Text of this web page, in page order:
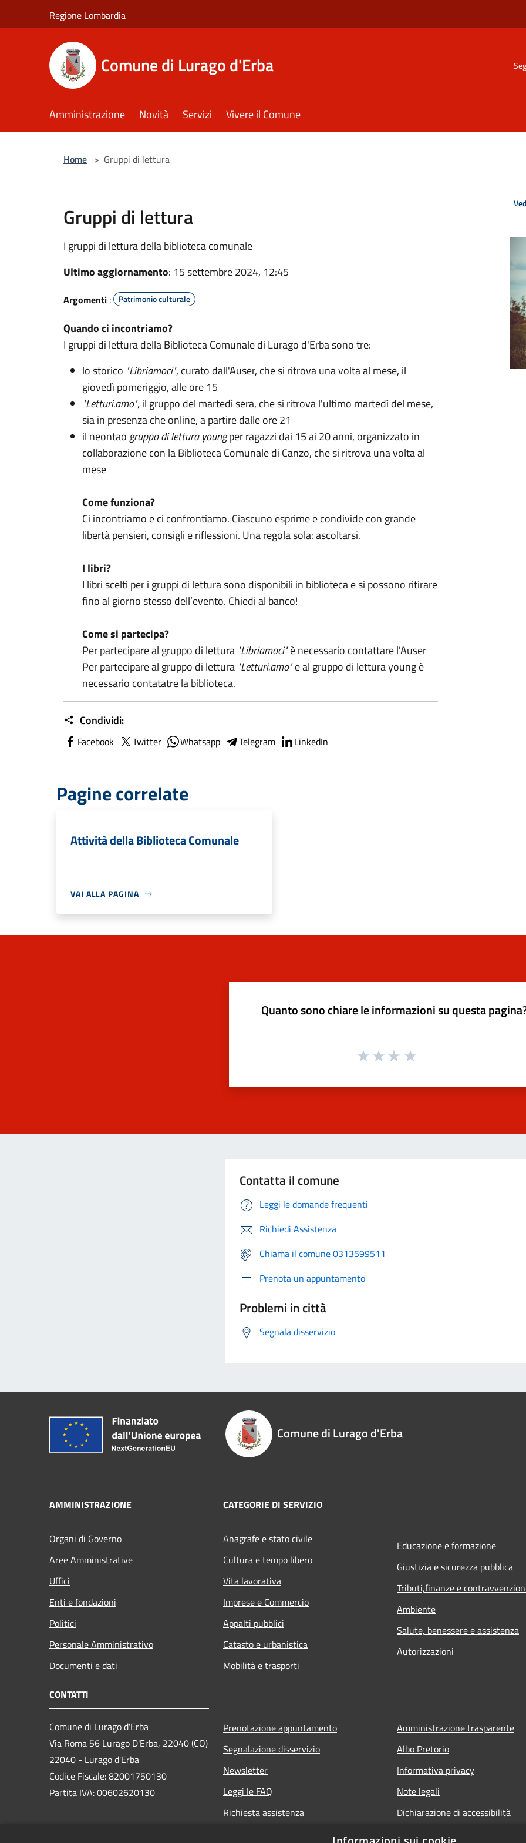
Regione Lombardia
Comune di Lurago d'Erba
Amministrazione Novità Servizi Vivere il Comune
Home > Gruppi di lettura
Gruppi di lettura
I gruppi di lettura della biblioteca comunale
Ultimo aggiornamento: 15 settembre 2024, 12:45
Argomenti : Patrimonio culturale
Quando ci incontriamo?
I gruppi di lettura della Biblioteca Comunale di Lurago d'Erba sono tre:
lo storico "Libriamoci", curato dall'Auser, che si ritrova una volta al mese, il
giovedì pomeriggio, alle ore 15
"Letturi.amo", il gruppo del martedì sera, che si ritrova l'ultimo martedì del mese,
sia in presenza che online, a partire dalle ore 21
il neontaogruppo di lettura youngper ragazzi dai 15 ai 20 anni, organizzato in
collaborazione con la Biblioteca Comunale di Canzo, che si ritrova una volta al
mese
Come funziona?
Ci incontriamo e ci confrontiamo. Ciascuno esprime e condivide con grande
libertà pensieri, consigli e riflessioni. Una regola sola: ascoltarsi.
I libri?
I libri scelti per i gruppi di lettura sono disponibili in biblioteca e si possono ritirare
fino al giorno stesso dell’evento. Chiedi al banco!
Come si partecipa?
Per partecipare al gruppo di lettura "Libriamoci"è necessario contattare l'Auser
Per partecipare al gruppo di lettura "Letturi.amo"e al gruppo di lettura young è
necessario contatatre la biblioteca.
Condividi:
Facebook Twitter Whatsapp Telegram LinkedIn
Pagine correlate
Attività della Biblioteca Comunale
VAI ALLA PAGINA
Quanto sono chiare le informazioni su questa
Contatta il comune
Leggi le domande frequenti
Richiedi Assistenza
Chiama il comune 0313599511
Prenota un appuntamento
Problemi in città
Segnala disservizio
Comune di Lurago d'Erba
AMMINISTRAZIONE
Organi di Governo
Aree Amministrative
Uffici
Enti e fondazioni
Politici
Personale Amministrativo
Documenti e dati
CATEGORIE DI SERVIZIO
Anagrafe e stato civile
Cultura e tempo libero
Vita lavorativa
Imprese e Commercio
Appalti pubblici
Catasto e urbanistica
Mobilità e trasporti
Educazione e formazione
Giustizia e sicurezza pubblica
Tributi,finanze e
Ambiente
Salute, benessere e assistenza
Autorizzazioni
CONTATTI
Comune di Lurago d'Erba
Via Roma 56 Lurago D'Erba, 22040 (CO)
22040 - Lurago d'Erba
Codice Fiscale: 82001750130
Partita IVA: 00602620130
Prenotazione appuntamento
Segnalazione disservizio
Newsletter
Leggi le FAQ
Richiesta assistenza
Amministrazione trasparente
Albo Pretorio
Informativa privacy
Note legali
Dichiarazione di accessibilità